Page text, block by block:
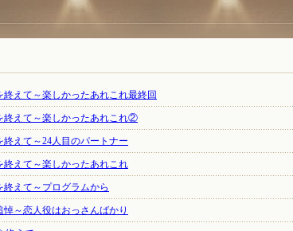
終えて～楽しかったあれこれ最終回
終えて～楽しかったあれこれ②
終えて～24人目のパートナー
終えて～楽しかったあれこれ
終えて～プログラムから
～恋人役はおっさんばかり